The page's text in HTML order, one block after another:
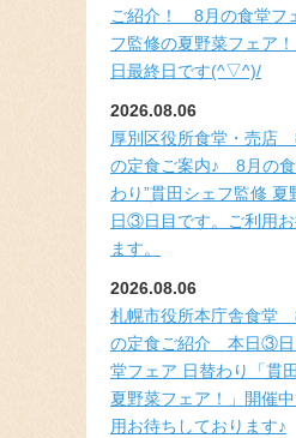
ご紹介！ 8月の食堂フ
フ監修の夏野菜フェア
日最終日です(^▽^)/
2026.08.06
厚別区役所食堂・売店
の定食ご案内♪ 8月の
わり”貫田シェフ監修 夏
日③日目です。ご利用お
ます。
2026.08.06
札幌市役所本庁舎食堂
の定食ご紹介 本日③日
堂フェア 日替わり「貫
夏野菜フェア！」開催
用お待ちしております♪